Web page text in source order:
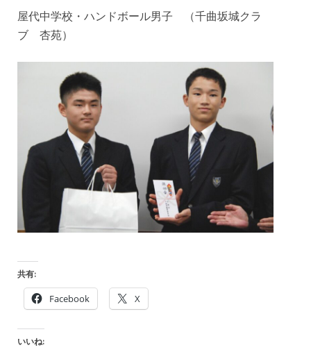
屋代中学校・ハンドボール男子 （千曲坂城クラ
ブ 杏苑）
共有:
Facebook X
いいね: